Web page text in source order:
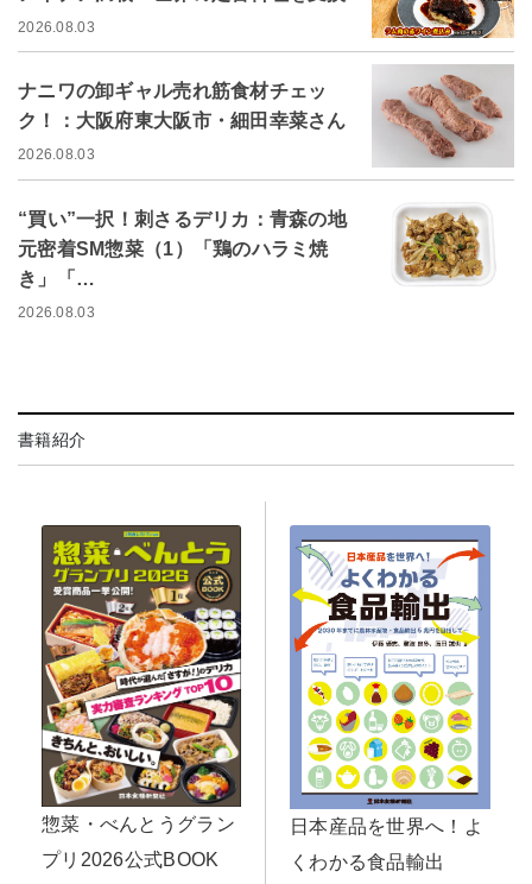
2026.08.03
ナニワの卸ギャル売れ筋食材チェッ
ク！：大阪府東大阪市・細田幸菜さん
2026.08.03
“買い”一択！刺さるデリカ：青森の地
元密着SM惣菜（1）「鶏のハラミ焼
き」「…
2026.08.03
書籍紹介
惣菜・べんとうグラン
プリ2026公式BOOK
日本産品を世界へ！よ
くわかる食品輸出